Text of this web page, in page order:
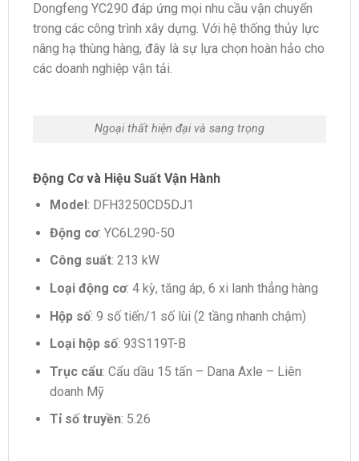
Dongfeng YC290 đáp ứng mọi nhu cầu vận chuyển
trong các công trình xây dựng. Với hệ thống thủy lực
nâng hạ thùng hàng, đây là sự lựa chọn hoàn hảo cho
các doanh nghiệp vận tải.
Ngoại thất hiện đại và sang trọng
Động Cơ và Hiệu Suất Vận Hành
Model: DFH3250CD5DJ1
Động cơ: YC6L290-50
Công suất: 213 kW
Loại động cơ: 4 kỳ, tăng áp, 6 xi lanh thẳng hàng
Hộp số: 9 số tiến/1 số lùi (2 tầng nhanh chậm)
Loại hộp số: 93S119T-B
Trục cẩu: Cẩu dầu 15 tấn – Dana Axle – Liên
doanh Mỹ
Tỉ số truyền: 5.26